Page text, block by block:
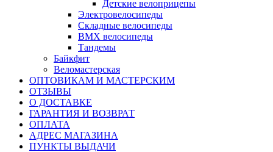
Детские велоприцепы
Электровелосипеды
Складные велосипеды
BMX велосипеды
Тандемы
Байкфит
Веломастерская
ОПТОВИКАМ И МАСТЕРСКИМ
ОТЗЫВЫ
О ДОСТАВКЕ
ГАРАНТИЯ И ВОЗВРАТ
ОПЛАТА
АДРЕС МАГАЗИНА
ПУНКТЫ ВЫДАЧИ